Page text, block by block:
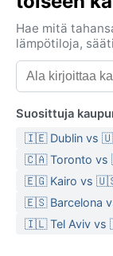
paahtoleivästä,
osalle.
(Aw), mikä
vaihtelua.
leutoja ja
pysytellessä
syyskuuhun)
iltapäiväiset
arkipäivää.
Hae mitä
lämpötiloja,
Suosittuja
🇮🇪 Dublin vs
🇨🇦 Toronto vs
🇪🇬 Kairo vs 🇺🇸
🇪🇸 Barcelona
🇮🇱 Tel Aviv vs